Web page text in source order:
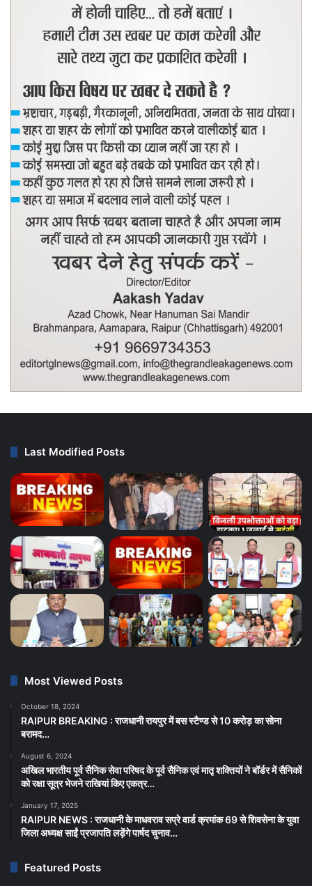
Last Modified Posts
Most Viewed Posts
October 18, 2024
RAIPUR BREAKING : राजधानी रायपुर में बस स्टैण्ड से 10 करोड़ का सोना
बरामद…
August 6, 2024
अखिल भारतीय पूर्व सैनिक सेवा परिषद के पूर्व सैनिक एवं मातृ शक्तियों ने बॉर्डर में सैनिकों
को रक्षा सूत्र भेजने राखियां किए एकत्र…
January 17, 2025
RAIPUR NEWS : राजधानी के माधवराव सप्रे वार्ड क्रमांक 69 से शिवसेना के युवा
जिला अध्यक्ष साईं प्रजापति लड़ेंगे पार्षद चुनाव…
Featured Posts